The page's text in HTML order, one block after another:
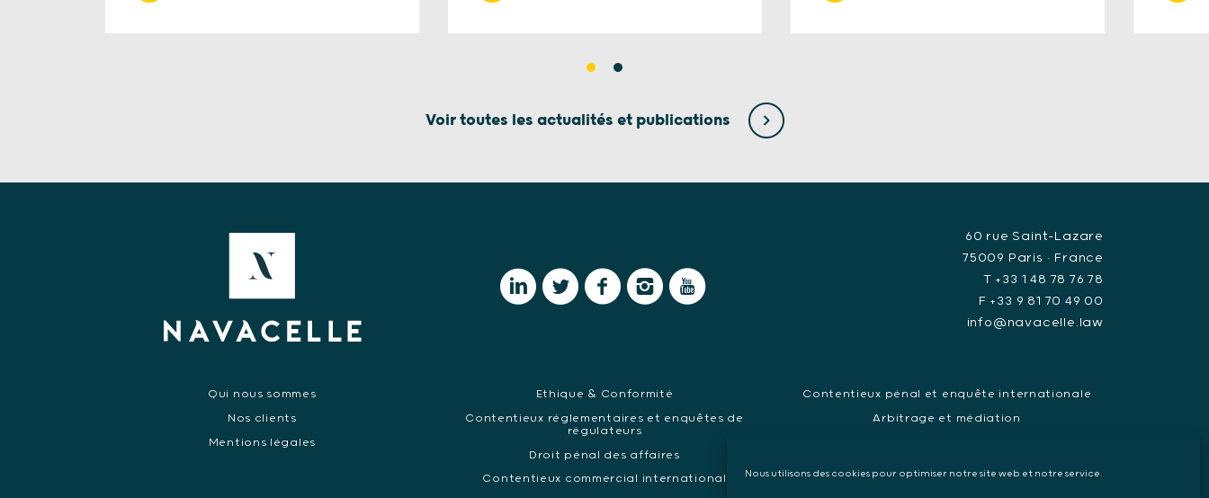
Nous utilisons des cookies pour optimiser notre site web et notre service.
Voir toutes les actualités et publications
60 rue Saint-Lazare
75009 Paris • France
T +33 1 48 78 76 78
F +33 9 81 70 49 00
info@navacelle.law
Qui nous sommes
Nos clients
Mentions légales
Ethique & Conformité
Contentieux réglementaires et enquêtes de
régulateurs
Droit pénal des affaires
Contentieux commercial international
Contentieux pénal et enquête internationale
Arbitrage et médiation